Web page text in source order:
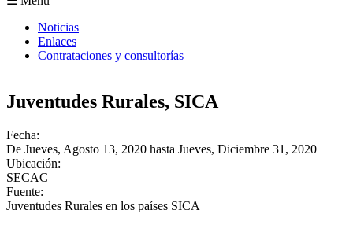
Noticias
Enlaces
Contrataciones y consultorías
Juventudes Rurales, SICA
Fecha:
De Jueves, Agosto 13, 2020 hasta Jueves, Diciembre 31, 2020
Ubicación:
SECAC
Fuente:
Juventudes Rurales en los países SICA